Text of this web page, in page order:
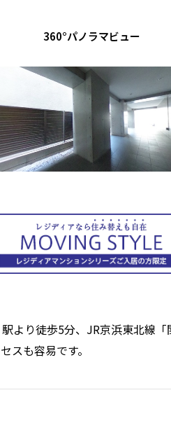
360°パノラマビュー
より徒歩5分、JR京浜東北線
スも容易です。